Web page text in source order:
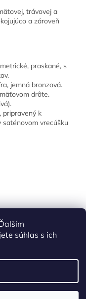
súhlas s ich
trávovej a
a zároveň
praskané, s
jemná bronzová.
drôte.
pripravený k
saténovom vrecúšku